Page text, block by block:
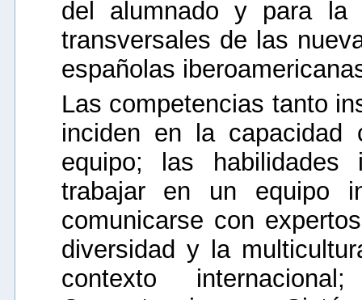
del alumnado y para la
transversales de las
españolas
Las competencias tanto
inciden en la
equipo; las habilidades
trabajar en un equipo
comunicarse con
diversidad y la
contexto